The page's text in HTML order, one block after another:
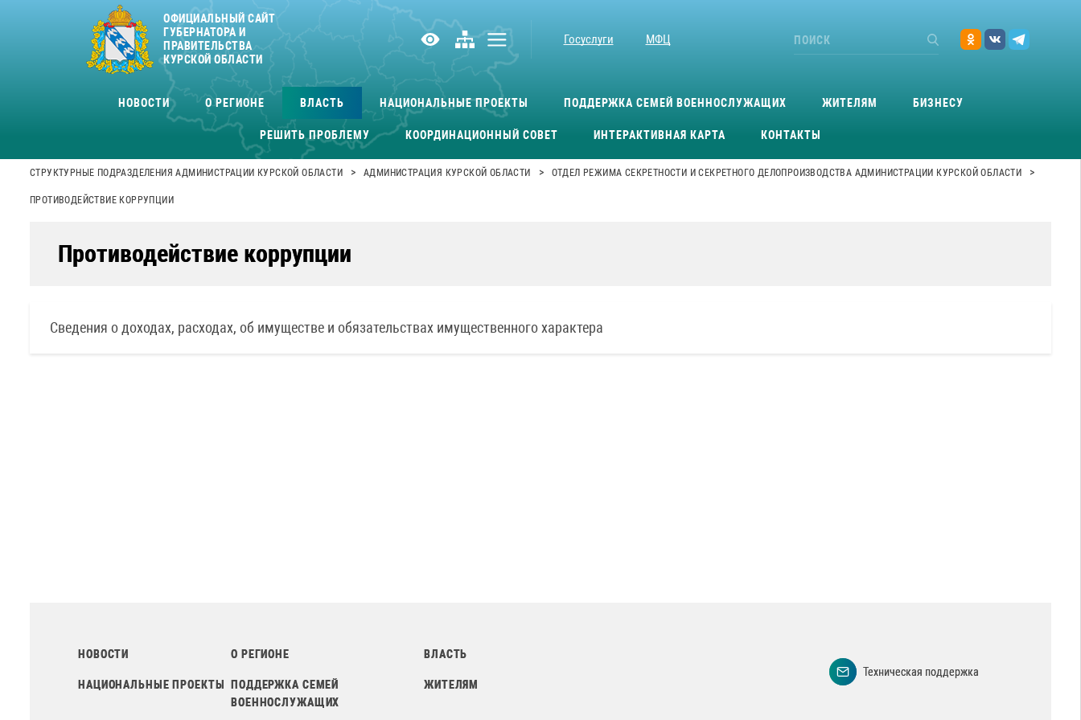
ОФИЦИАЛЬНЫЙ САЙТ
ГУБЕРНАТОРА И
ПРАВИТЕЛЬСТВА
КУРСКОЙ ОБЛАСТИ
Госуслуги МФЦ
НОВОСТИ О РЕГИОНЕ ВЛАСТЬ НАЦИОНАЛЬНЫЕ ПРОЕКТЫ ПОДДЕРЖКА СЕМЕЙ ВОЕННОСЛУЖАЩИХ ЖИТЕЛЯМ БИЗНЕСУ
РЕШИТЬ ПРОБЛЕМУ КООРДИНАЦИОННЫЙ СОВЕТ ИНТЕРАКТИВНАЯ КАРТА КОНТАКТЫ
СТРУКТУРНЫЕ ПОДРАЗДЕЛЕНИЯ АДМИНИСТРАЦИИ КУРСКОЙ ОБЛАСТИ > АДМИНИСТРАЦИЯ КУРСКОЙ ОБЛАСТИ > ОТДЕЛ РЕЖИМА СЕКРЕТНОСТИ И СЕКРЕТНОГО ДЕЛОПРОИЗВОДСТВА АДМИНИСТРАЦИИ КУРСКОЙ ОБЛАСТИ >
ПРОТИВОДЕЙСТВИЕ КОРРУПЦИИ
Противодействие коррупции
Сведения о доходах, расходах, об имуществе и обязательствах имущественного характера
НОВОСТИ О РЕГИОНЕ ВЛАСТЬ
НАЦИОНАЛЬНЫЕ ПРОЕКТЫ
ПОДДЕРЖКА СЕМЕЙ
ВОЕННОСЛУЖАЩИХ
ЖИТЕЛЯМ
Техническая поддержка